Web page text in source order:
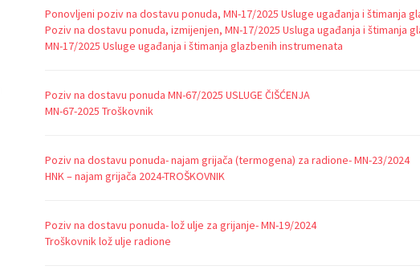
Ponovljeni poziv na dostavu ponuda, MN-17/2025 Usluge ugađanja i štimanja
Poziv na dostavu ponuda, izmijenjen, MN-17/2025 Usluga ugađanja i štimanja
MN-17/2025 Usluge ugađanja i štimanja glazbenih instrumenata
Poziv na dostavu ponuda MN-67/2025 USLUGE ČIŠĆENJA
MN-67-2025 Troškovnik
Poziv na dostavu ponuda- najam grijača (termogena) za radione- MN-23/2024
HNK – najam grijača 2024-TROŠKOVNIK
Poziv na dostavu ponuda- lož ulje za grijanje- MN-19/2024
Troškovnik lož ulje radione